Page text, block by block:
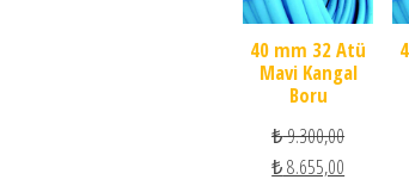
40 mm 32 Atü
Mavi Kangal
Boru
₺9.300,00Orijinal
₺8.655,00 Şu